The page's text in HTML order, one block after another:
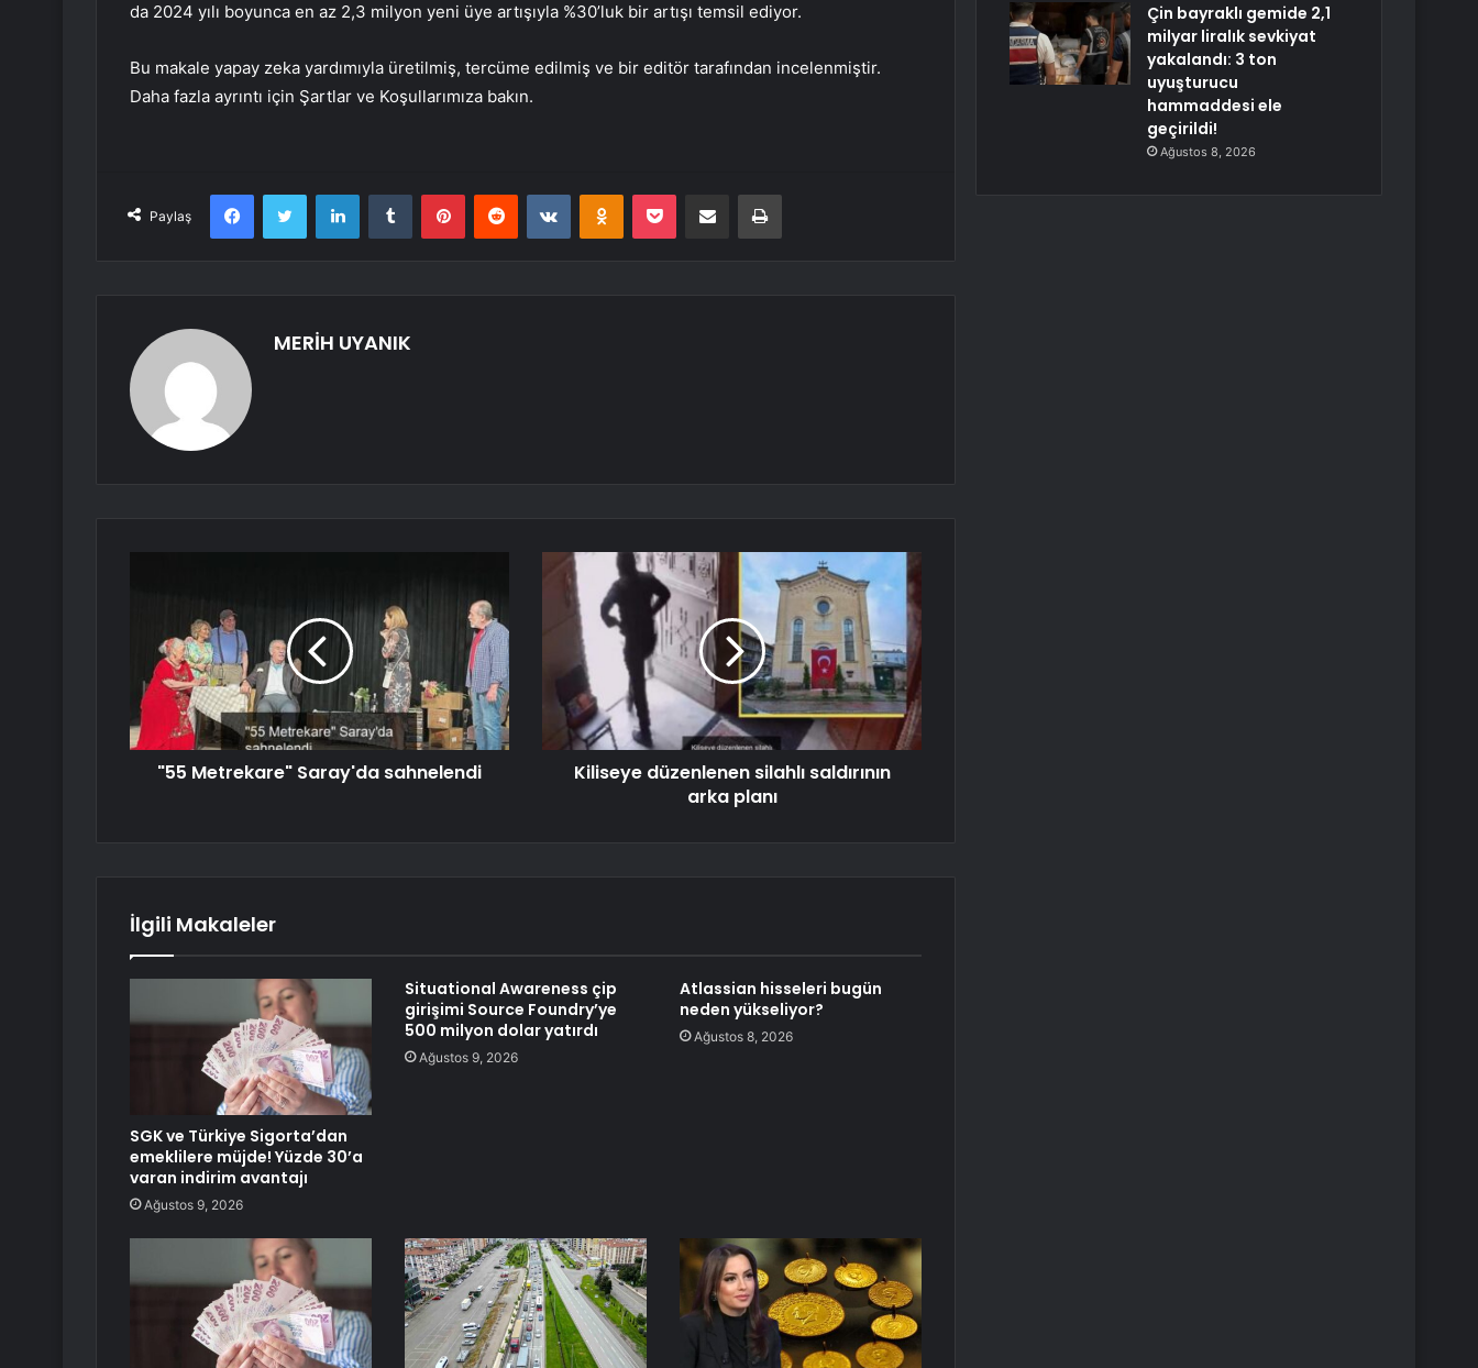
da 2024 yılı boyunca en az 2,3 milyon yeni üye artışıyla %30’luk bir artışı temsil ediyor.
Bu makale yapay zeka yardımıyla üretilmiş, tercüme edilmiş ve bir editör tarafından incelenmiştir.
Daha fazla ayrıntı için Şartlar ve Koşullarımıza bakın.
Paylaş
FacebookTwitter LinkedInTumblr PinterestReddit VKontakteOdnoklassniki
Pocket E-Posta ile paylaş Yazdır
MERİH UYANIK
"55 Metrekare" Saray'da sahnelendi
Kiliseye düzenlenen silahlı saldırının
arka planı
İlgili Makaleler
SGK ve Türkiye Sigorta’dan
emeklilere müjde! Yüzde 30’a
varan indirim avantajı
Ağustos 9, 2026
Situational Awareness çip
girişimi Source Foundry’ye
500 milyon dolar yatırdı
Ağustos 9, 2026
Atlassian hisseleri bugün
neden yükseliyor?
Ağustos 8, 2026
Çin bayraklı gemide 2,1
milyar liralık sevkiyat
yakalandı: 3 ton
uyuşturucu
hammaddesi ele
geçirildi!
Ağustos 8, 2026